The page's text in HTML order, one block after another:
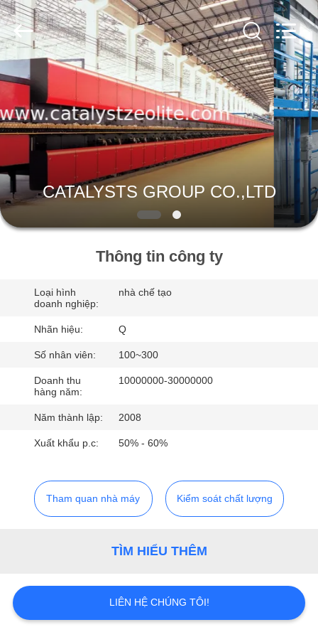
TRANG
CHỦ
CÁC
SẢN
PHẨM
VỀ
THAM
QUAN
NHÀ
MÁY
KIỂM
CHẤT
LƯỢNG
HỆ
CHÚNG
TÔI
2026
CATALYSTS
GROUP
CO.,LTD.
All
Rights
Reserved.
CATALYSTS GROUP CO.,LTD
Thông tin công ty
Loại hình
doanh nghiệp:
nhà chế tạo
Nhãn hiệu: Q
Số nhân viên: 100~300
Doanh thu
hàng năm:
10000000-30000000
Năm thành lập: 2008
Xuất khẩu p.c: 50% - 60%
Tham quan nhà máy Kiểm soát chất lượng
TÌM HIỂU THÊM
LIÊN HỆ CHÚNG TÔI!